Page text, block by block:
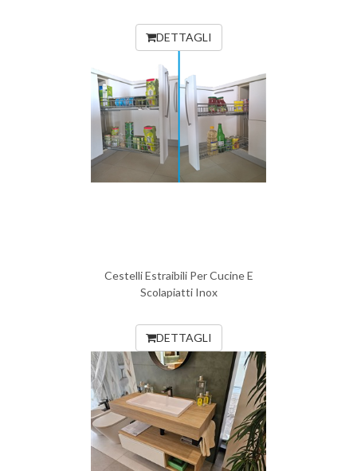
DETTAGLI
Cestelli Estraibili Per Cucine E
Scolapiatti Inox
DETTAGLI